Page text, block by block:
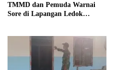
TMMD dan Pemuda Warnai
Sore di Lapangan Ledok